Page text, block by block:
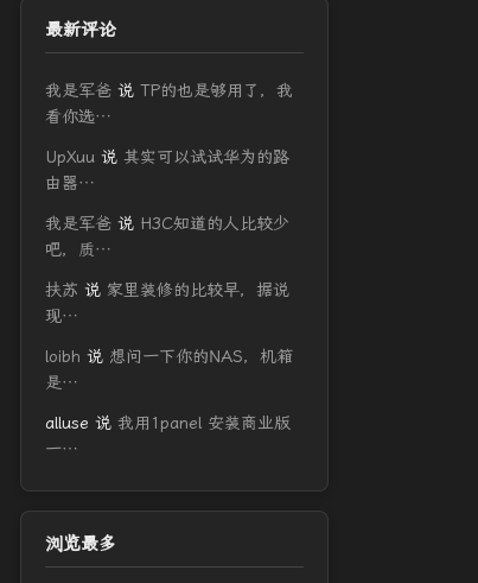
最新评论
我是军爸 说 TP的也是够用了，我
看你选…
UpXuu 说 其实可以试试华为的路
由器…
我是军爸 说 H3C知道的人比较少
吧，质…
扶苏 说 家里装修的比较早，据说
现…
loibh 说 想问一下你的NAS，机箱
是…
alluse 说 我用1panel 安装商业版
一…
浏览最多